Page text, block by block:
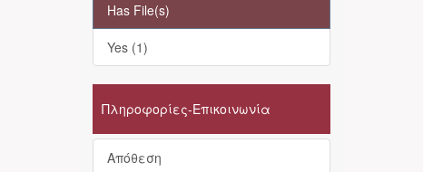
Has File(s)
Yes (1)
Πληροφορίες-Επικοινωνία
Απόθεση